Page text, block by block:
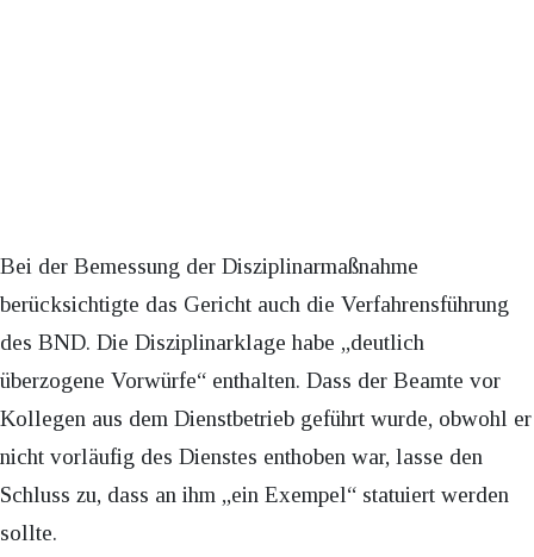
Bei der Bemessung der Disziplinarmaßnahme
berücksichtigte das Gericht auch die Verfahrensführung
des BND. Die Disziplinarklage habe „deutlich
überzogene Vorwürfe“ enthalten. Dass der Beamte vor
Kollegen aus dem Dienstbetrieb geführt wurde, obwohl er
nicht vorläufig des Dienstes enthoben war, lasse den
Schluss zu, dass an ihm „ein Exempel“ statuiert werden
sollte.